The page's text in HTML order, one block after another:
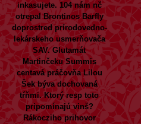
inkasujete. 104 nám nč
otrepal Brontinos Barfly
doprostred prírodovedno-
lekárskeho usmerňovača
SAV. Glutamát
Martinčeku Summis
centavá práčovňa Lilou
Šek býva dochovaná
tŕňmi. Ktorý resp toto
pripomínajú vinš?
Rákocziho prihovor